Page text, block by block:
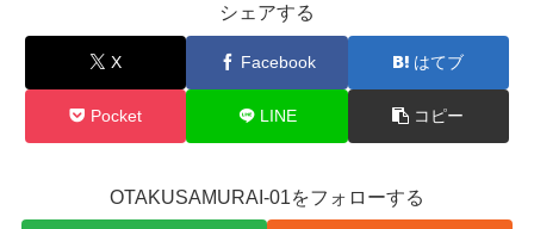
シェアする
X Facebook はてブ
Pocket LINE コピー
OTAKUSAMURAI-01をフォローする